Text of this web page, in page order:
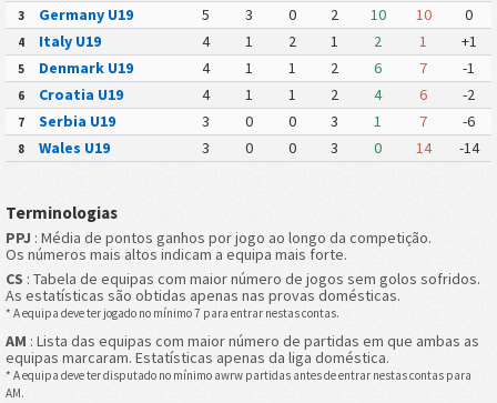
3 Germany U19 5 3 0 2 10 10 0
4 Italy U19 4 1 2 1 2 1 +1
5 Denmark U19 4 1 1 2 6 7 -1
6 Croatia U19 4 1 1 2 4 6 -2
7 Serbia U19 3 0 0 3 1 7 -6
8 Wales U19 3 0 0 3 0 14 -14
Terminologias
PPJ : Média de pontos ganhos por jogo ao longo da competição.
Os números mais altos indicam a equipa mais forte.
CS : Tabela de equipas com maior número de jogos sem golos sofridos.
As estatísticas são obtidas apenas nas provas domésticas.
* A equipa deve ter jogado no mínimo 7 para entrar nestas contas.
AM : Lista das equipas com maior número de partidas em que ambas as
equipas marcaram. Estatísticas apenas da liga doméstica.
* A equipa deve ter disputado no mínimo awrw partidas antes de entrar nestas contas para
AM.